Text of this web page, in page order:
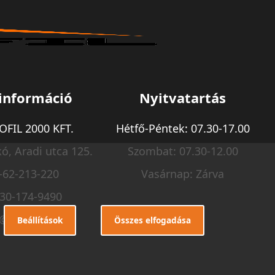
2000 KFT.
Aradi utca 125.
62-213-220
174-9490
profil.hu
Nyitvatartás
Hétfő-Péntek: 07.30-17.00
Szombat: 07.30-12.00
Vasárnap: Zárva
Beállítások Összes elfogadása